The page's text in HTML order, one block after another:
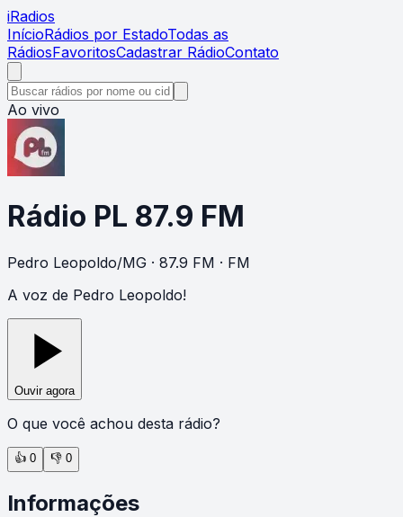
iRadios
InícioRádios por EstadoTodas as
RádiosFavoritosCadastrar RádioContato
Ao vivo
Rádio PL 87.9 FM
Pedro Leopoldo/MG · 87.9 FM · FM
A voz de Pedro Leopoldo!
Ouvir agora
O que você achou desta rádio?
👍 0 👎 0
Informações